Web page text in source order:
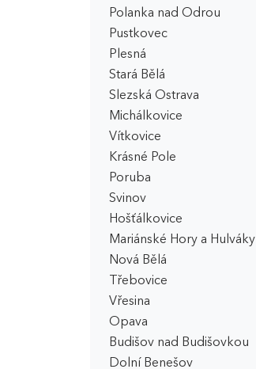
Polanka nad Odrou
Pustkovec
Plesná
Stará Bělá
Slezská Ostrava
Michálkovice
Vítkovice
Krásné Pole
Poruba
Svinov
Hošťálkovice
Mariánské Hory a Hulváky
Nová Bělá
Třebovice
Vřesina
Opava
Budišov nad Budišovkou
Dolní Benešov